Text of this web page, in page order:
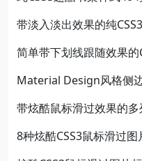
带淡入淡出效果的纯
简单带下划线跟随效果的
Material Design风格侧
带炫酷鼠标滑过效果的
8种炫酷CSS3鼠标滑过